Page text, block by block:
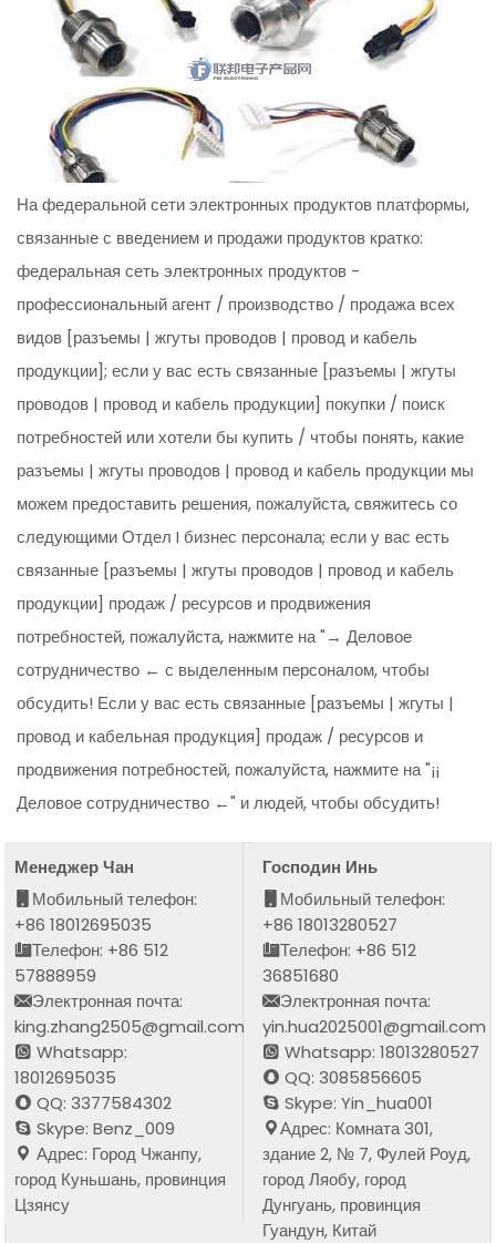
На федеральной сети электронных продуктов платформы,
связанные с введением и продажи продуктов кратко:
федеральная сеть электронных продуктов -
профессиональный агент / производство / продажа всех
видов [разъемы | жгуты проводов | провод и кабель
продукции]; если у вас есть связанные [разъемы | жгуты
проводов | провод и кабель продукции] покупки / поиск
потребностей или хотели бы купить / чтобы понять, какие
разъемы | жгуты проводов | провод и кабель продукции мы
можем предоставить решения, пожалуйста, свяжитесь со
следующими Отдел I бизнес персонала; если у вас есть
связанные [разъемы | жгуты проводов | провод и кабель
продукции] продаж / ресурсов и продвижения
потребностей, пожалуйста, нажмите на "→ Деловое
сотрудничество ← с выделенным персоналом, чтобы
обсудить! Если у вас есть связанные [разъемы | жгуты |
провод и кабельная продукция] продаж / ресурсов и
продвижения потребностей, пожалуйста, нажмите на "¡¡
Деловое сотрудничество ←" и людей, чтобы обсудить!
Менеджер Чан
Мобильный телефон:
+86 18012695035
Телефон: +86 512
57888959
Электронная почта:
king.zhang2505@gmail.com
Whatsapp:
18012695035
QQ: 3377584302
Skype: Benz_009
Адрес: Город Чжанпу,
город Куньшань, провинция
Цзянсу
Господин Инь
Мобильный телефон:
+86 18013280527
Телефон: +86 512
36851680
Электронная почта:
yin.hua2025001@gmail.com
Whatsapp: 18013280527
QQ: 3085856605
Skype: Yin_hua001
Адрес: Комната 301,
здание 2, № 7, Фулей Роуд,
город Ляобу, город
Дунгуань, провинция
Гуандун, Китай